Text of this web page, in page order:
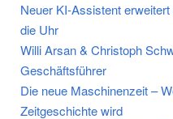
Neuer KI-Assistent
die Uhr
Willi Arsan & Christoph
Geschäftsführer
Die neue Maschinenzeit –
Zeitgeschichte wird